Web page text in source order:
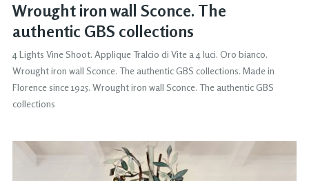
Wrought iron wall Sconce. The
authentic GBS collections
4 Lights Vine Shoot. Applique Tralcio di Vite a 4 luci. Oro bianco.
Wrought iron wall Sconce. The authentic GBS collections. Made in
Florence since 1925. Wrought iron wall Sconce. The authentic GBS
collections